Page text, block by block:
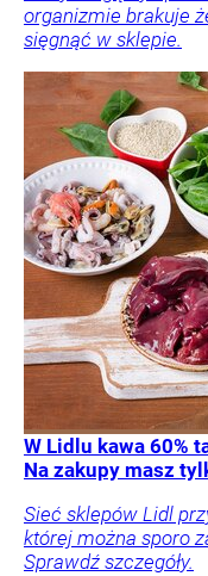
organizmie brakuje
sięgnąć w sklepie.
W Lidlu kawa 60%
Na zakupy masz
Sieć sklepów Lidl
której można sporo
Sprawdź szczegóły.